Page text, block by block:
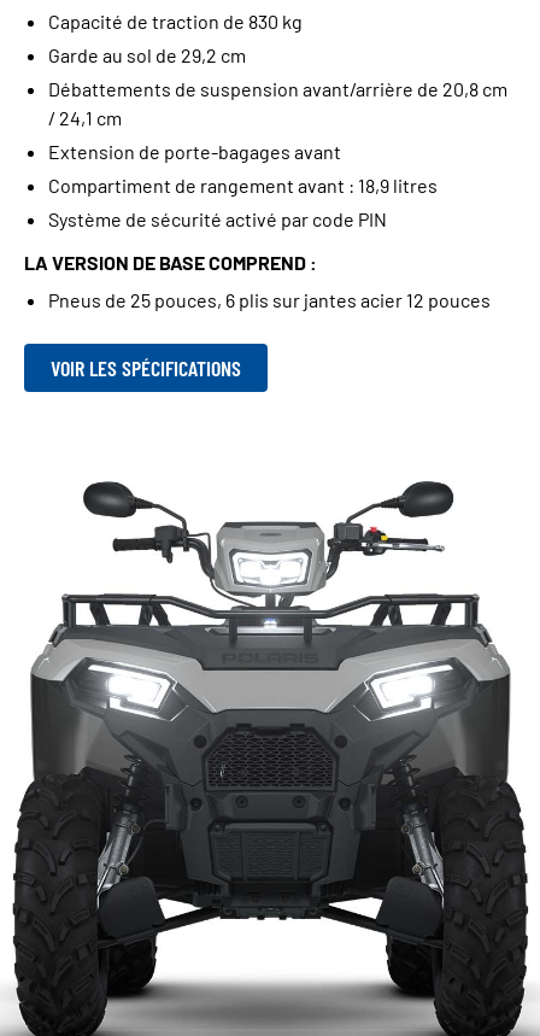
Capacité de traction de 830 kg
Garde au sol de 29,2 cm
Débattements de suspension avant/arrière de 20,8 cm
/ 24,1 cm
Extension de porte-bagages avant
Compartiment de rangement avant : 18,9 litres
Système de sécurité activé par code PIN
LA VERSION DE BASE COMPREND :
Pneus de 25 pouces, 6 plis sur jantes acier 12 pouces
VOIR LES SPÉCIFICATIONS